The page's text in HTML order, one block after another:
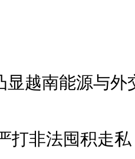
显越南能源与外
打非法囤积走私